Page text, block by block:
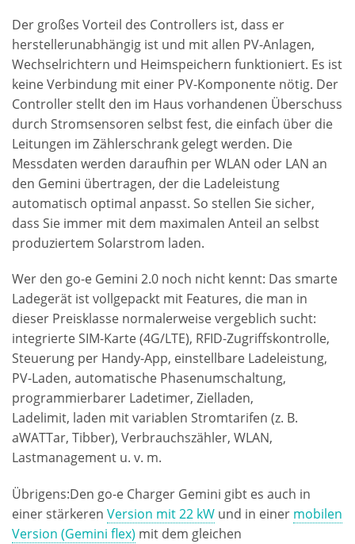
Der großes Vorteil des Controllers ist, dass er
herstellerunabhängig ist und mit allen PV-Anlagen,
Wechselrichtern und Heimspeichern funktioniert. Es ist
keine Verbindung mit einer PV-Komponente nötig. Der
Controller stellt den im Haus vorhandenen Überschuss
durch Stromsensoren selbst fest, die einfach über die
Leitungen im Zählerschrank gelegt werden. Die
Messdaten werden daraufhin per WLAN oder LAN an
den Gemini übertragen, der die Ladeleistung
automatisch optimal anpasst. So stellen Sie sicher,
dass Sie immer mit dem maximalen Anteil an selbst
produziertem Solarstrom laden.
Wer den go-e Gemini 2.0 noch nicht kennt: Das smarte
Ladegerät ist vollgepackt mit Features, die man in
dieser Preisklasse normalerweise vergeblich sucht:
integrierte SIM-Karte (4G/LTE), RFID-Zugriffskontrolle,
Steuerung per Handy-App, einstellbare Ladeleistung,
PV-Laden, automatische Phasenumschaltung,
programmierbarer Ladetimer, Zielladen,
Ladelimit, laden mit variablen Stromtarifen (z. B.
aWATTar, Tibber), Verbrauchszähler, WLAN,
Lastmanagement u. v. m.
Übrigens:Den go-e Charger Gemini gibt es auch in
einer stärkeren Version mit 22 kW und in einer mobilen
Version (Gemini flex) mit dem gleichen